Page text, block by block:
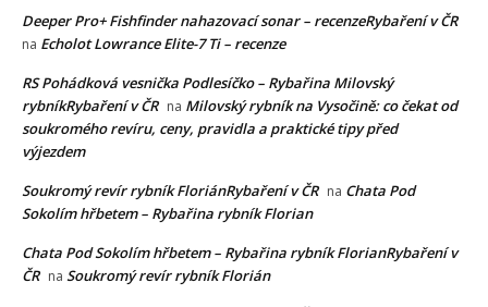
Deeper Pro+ Fishfinder nahazovací sonar – recenzeRybaření v ČR
na Echolot Lowrance Elite-7 Ti – recenze
RS Pohádková vesnička Podlesíčko – Rybařina Milovský
rybníkRybaření v ČR na Milovský rybník na Vysočině: co čekat od
soukromého revíru, ceny, pravidla a praktické tipy před
výjezdem
Soukromý revír rybník FloriánRybaření v ČR na Chata Pod
Sokolím hřbetem – Rybařina rybník Florian
Chata Pod Sokolím hřbetem – Rybařina rybník FlorianRybaření v
ČR na Soukromý revír rybník Florián